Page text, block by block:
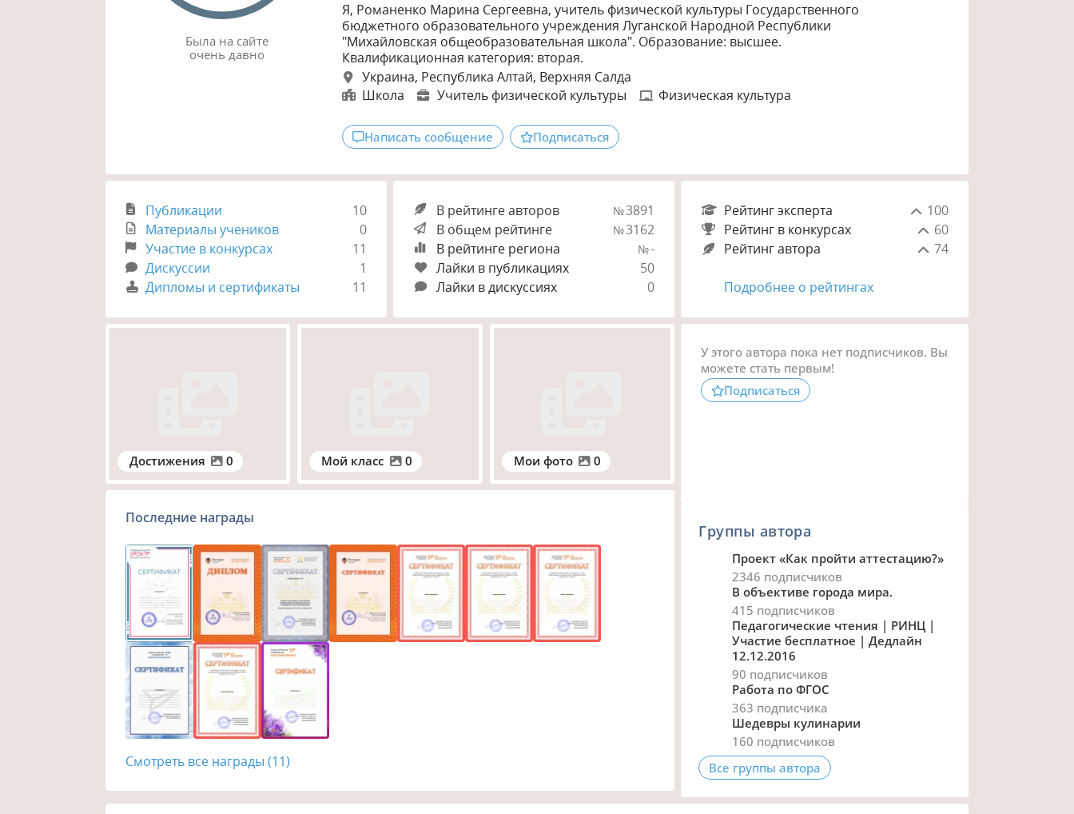
Была на сайте
очень давно
Я, Романенко Марина Сергеевна, учитель физической культуры Государственного
бюджетного образовательного учреждения Луганской Народной Республики
"Михайловская общеобразовательная школа". Образование: высшее.
Квалификационная категория: вторая.
Украина, Республика Алтай, Верхняя Салда
Школа
Учитель физической культуры Физическая культура
Написать сообщение Подписаться
Публикации
10
Материалы учеников
0
Участие в конкурсах
11
Дискуссии
1
Дипломы и сертификаты
11
В рейтинге авторов №3891
В общем рейтинге
№3162
В рейтинге региона
№-
Лайки в публикациях
50
Лайки в дискуссиях
0
Рейтинг эксперта
100
Рейтинг в конкурсах
60
Рейтинг автора
74
Подробнее о рейтингах
Достижения 0 Мой класс 0 Мои фото 0
Последние награды
Смотреть все награды (11)
У этого автора пока нет подписчиков. Вы
можете стать первым!
Подписаться
Группы автора
Проект «Как пройти аттестацию?»
2346 подписчиков
В объективе города мира.
415 подписчиков
Педагогические чтения | РИНЦ |
Участие бесплатное | Дедлайн
12.12.2016
90 подписчиков
Работа по ФГОС
363 подписчика
Шедевры кулинарии
160 подписчиков
Все группы автора